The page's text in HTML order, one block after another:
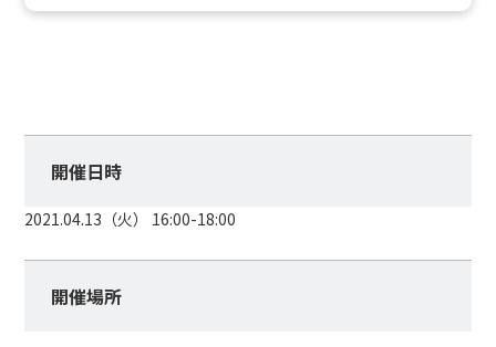
開催日時
2021.04.13（火） 16:00-18:00
開催場所